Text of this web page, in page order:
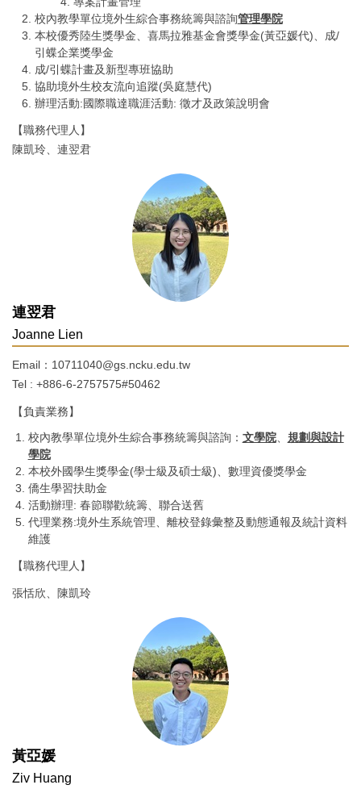
校內教學單位境外生綜合事務統籌與諮詢管理學院
本校優秀陸生獎學金、喜馬拉雅基金會獎學金(黃亞媛代)、成/
引蝶企業獎學金
成/引蝶計畫及新型專班協助
協助境外生校友流向追蹤(吳庭慧代)
辦理活動:國際職達職涯活動: 徵才及政策說明會
【職務代理人】
陳凱玲、連翌君
連翌君
Joanne Lien
Email：10711040@gs.ncku.edu.tw
Tel : +886-6-2757575#50462
【負責業務】
校內教學單位境外生綜合事務統籌與諮詢： 文學院、 規劃與設計
學院
本校外國學生獎學金(學士級及碩士級)、數理資優獎學金
僑生學習扶助金
活動辦理: 春節聯歡統籌、聯合送舊
代理業務:境外生系統管理、離校登錄彙整及動態通報及統計資料
維護
【職務代理人】
張恬欣、陳凱玲
黃亞媛
Ziv Huang